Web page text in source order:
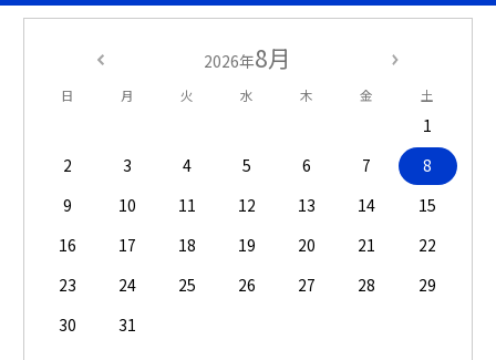
2026年8月
日 月 火 水 木 金 土
1
2
3 4 5 6 7
8
9
10 11 12 13 14
15
16
17 18 19 20 21
22
23
24 25 26 27 28
29
30
31